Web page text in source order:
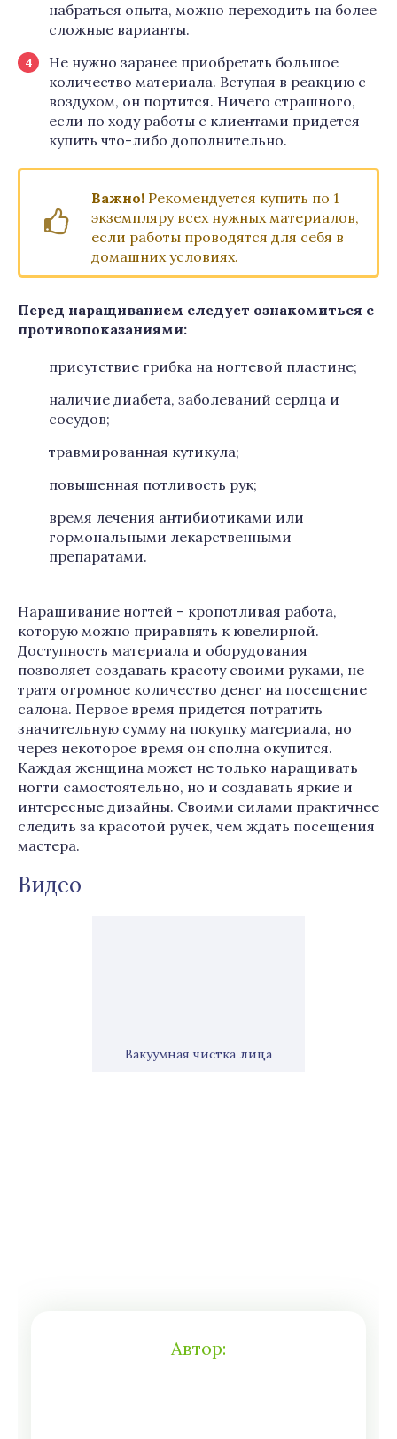
набраться опыта, можно переходить на более
сложные варианты.
Не нужно заранее приобретать большое
количество материала. Вступая в реакцию с
воздухом, он портится. Ничего страшного,
если по ходу работы с клиентами придется
купить что-либо дополнительно.
Важно! Рекомендуется купить по 1
экземпляру всех нужных материалов,
если работы проводятся для себя в
домашних условиях.
Перед наращиванием следует ознакомиться с
противопоказаниями:
присутствие грибка на ногтевой пластине;
наличие диабета, заболеваний сердца и
сосудов;
травмированная кутикула;
повышенная потливость рук;
время лечения антибиотиками или
гормональными лекарственными
препаратами.
Наращивание ногтей – кропотливая работа,
которую можно приравнять к ювелирной.
Доступность материала и оборудования
позволяет создавать красоту своими руками, не
тратя огромное количество денег на посещение
салона. Первое время придется потратить
значительную сумму на покупку материала, но
через некоторое время он сполна окупится.
Каждая женщина может не только наращивать
ногти самостоятельно, но и создавать яркие и
интересные дизайны. Своими силами практичнее
следить за красотой ручек, чем ждать посещения
мастера.
Видео
Вакуумная чистка лица
Автор: